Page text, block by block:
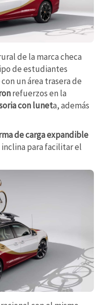
de la marca checa
de estudiantes
con un área trasera de
refuerzos en la
con luneta, además
de carga expandible
para facilitar el